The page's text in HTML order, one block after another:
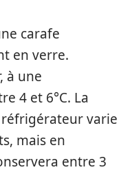
carafe
en verre.
à une
4 et 6°C. La
varie
mais en
entre 3